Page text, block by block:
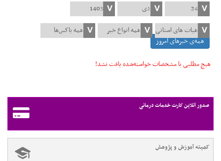
همه‌ی خبرهای امروز
هیچ مطلبی با مشخصات خواسته‌شده یافت نشد!
صدور آنلاین کارت خدمات درمانی
کمیته آموزش و پژوهش